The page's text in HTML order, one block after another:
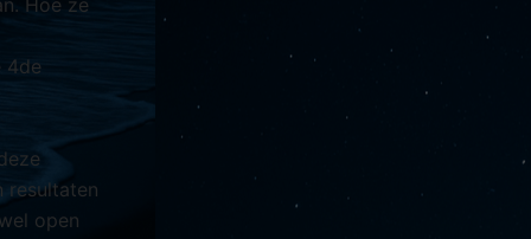
4de
resultaten
open